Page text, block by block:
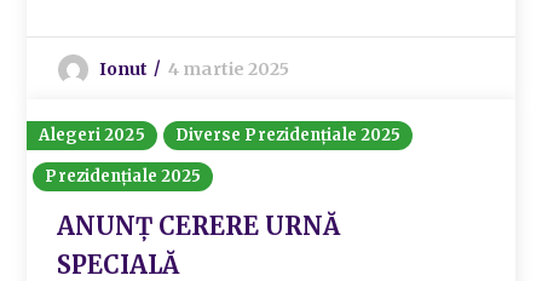
Ionut 4 martie 2025
Alegeri 2025
Diverse Prezidențiale 2025
Prezidențiale 2025
ANUNȚ CERERE URNĂ
SPECIALĂ